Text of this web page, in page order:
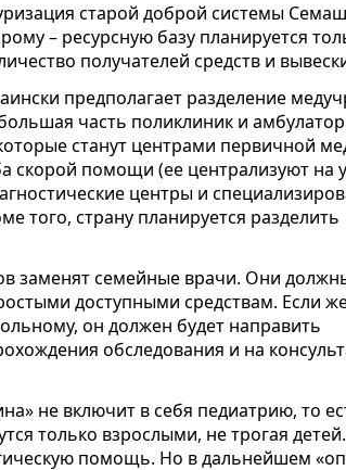
старой доброй системы
– ресурсную базу планируется
получателей средств и
предполагает разделение
часть поликлиник и
станут центрами первичной
скорой помощи (ее централизуют на
центры и
того, страну планируется разделить
заменят семейные врачи. Они
доступными средствам. Если
он должен будет направить
обследования и на
не включит в себя педиатрию, то
только взрослыми, не трогая
помощь. Но в дальнейшем